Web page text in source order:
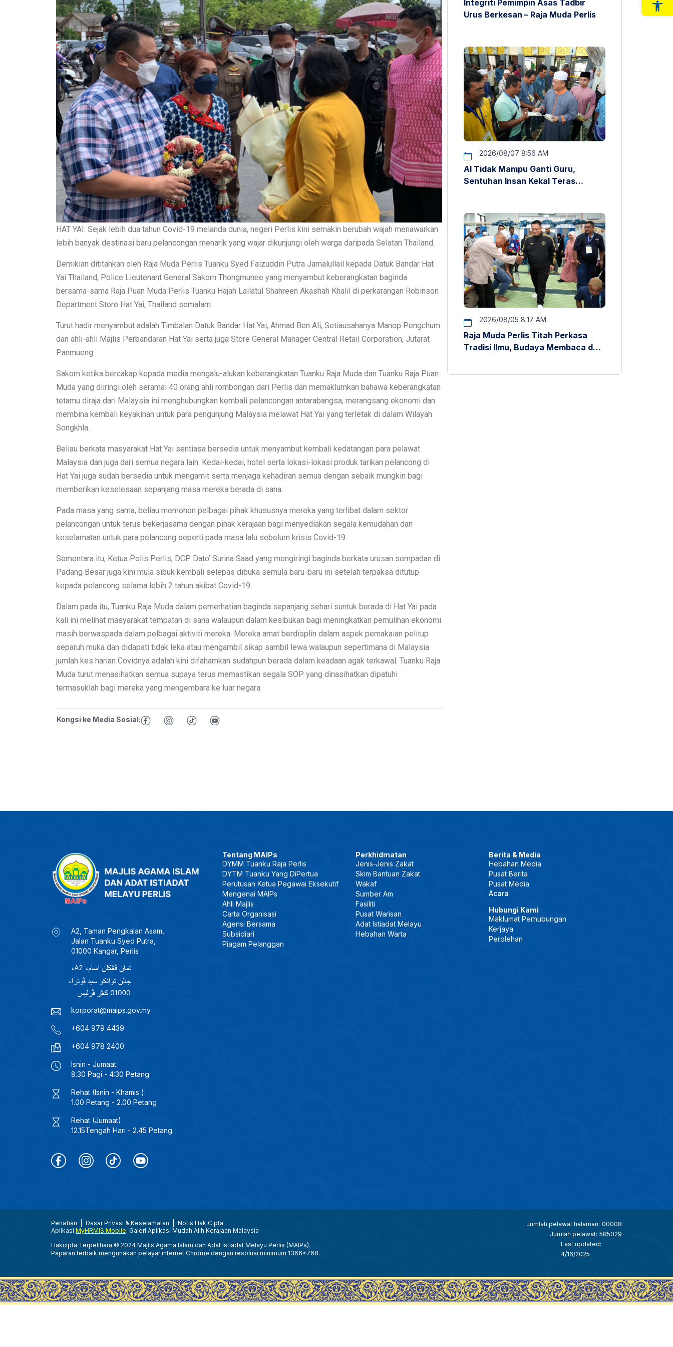
HAT YAI: Sejak lebih dua tahun Covid-19 melanda dunia, negeri Perlis kini semakin berubah wajah menawarkan
lebih banyak destinasi baru pelancongan menarik yang wajar dikunjungi oleh warga daripada Selatan Thailand.
Demikian dititahkan oleh Raja Muda Perlis Tuanku Syed Faizuddin Putra Jamalullail kepada Datuk Bandar Hat
Yai Thailand, Police Lieutenant General Sakorn Thongmunee yang menyambut keberangkatan baginda
bersama-sama Raja Puan Muda Perlis Tuanku Hajah Lailatul Shahreen Akashah Khalil di perkarangan Robinson
Department Store Hat Yai, Thailand semalam.
Turut hadir menyambut adalah Timbalan Datuk Bandar Hat Yai, Ahmad Ben Ali, Setiausahanya Manop Pengchum
dan ahli-ahli Majlis Perbandaran Hat Yai serta juga Store General Manager Central Retail Corporation, Jutarat
Panmueng.
Sakorn ketika bercakap kepada media mengalu-alukan keberangkatan Tuanku Raja Muda dan Tuanku Raja Puan
Muda yang diiringi oleh seramai 40 orang ahli rombongan dari Perlis dan memaklumkan bahawa keberangkatan
tetamu diraja dari Malaysia ini menghubungkan kembali pelancongan antarabangsa, merangsang ekonomi dan
membina kembali keyakinan untuk para pengunjung Malaysia melawat Hat Yai yang terletak di dalam Wilayah
Songkhla.
Beliau berkata masyarakat Hat Yai sentiasa bersedia untuk menyambut kembali kedatangan para pelawat
Malaysia dan juga dari semua negara lain. Kedai-kedai, hotel serta lokasi-lokasi produk tarikan pelancong di
Hat Yai juga sudah bersedia untuk mengamit serta menjaga kehadiran semua dengan sebaik mungkin bagi
memberikan keselesaan sepanjang masa mereka berada di sana.
Pada masa yang sama, beliau memohon pelbagai pihak khususnya mereka yang terlibat dalam sektor
pelancongan untuk terus bekerjasama dengan pihak kerajaan bagi menyediakan segala kemudahan dan
keselamatan untuk para pelancong seperti pada masa lalu sebelum krisis Covid-19.
Sementara itu, Ketua Polis Perlis, DCP Dato’ Surina Saad yang mengiringi baginda berkata urusan sempadan di
Padang Besar juga kini mula sibuk kembali selepas dibuka semula baru-baru ini setelah terpaksa ditutup
kepada pelancong selama lebih 2 tahun akibat Covid-19.
Dalam pada itu, Tuanku Raja Muda dalam pemerhatian baginda sepanjang sehari suntuk berada di Hat Yai pada
kali ini melihat masyarakat tempatan di sana walaupun dalam kesibukan bagi meningkatkan pemulihan ekonomi
masih berwaspada dalam pelbagai aktiviti mereka. Mereka amat berdisplin dalam aspek pemakaian pelitup
separuh muka dan didapati tidak leka atau mengambil sikap sambil lewa walaupun sepertimana di Malaysia
jumlah kes harian Covidnya adalah kini difahamkan sudahpun berada dalam keadaan agak terkawal. Tuanku Raja
Muda turut menasihatkan semua supaya terus memastikan segala SOP yang dinasihatkan dipatuhi
termasuklah bagi mereka yang mengembara ke luar negara.
Kongsi ke Media Sosial:
Integriti Pemimpin Asas Tadbir
Urus Berkesan – Raja Muda Perlis
2026/08/07 8:56 AM
AI Tidak Mampu Ganti Guru,
Sentuhan Insan Kekal Teras
2026/08/05 8:17 AM
Raja Muda Perlis Titah Perkasa
Tradisi Ilmu, Budaya Membaca dan
A2, Taman Pengkalan Asam,
Jalan Tuanku Syed Putra,
01000 Kangar, Perlis
korporat@maips.gov.my
+604 979 4439
+604 978 2400
Isnin - Jumaat:
8.30 Pagi - 4:30 Petang
Rehat (Isnin - Khamis ):
1.00 Petang - 2.00 Petang
Rehat (Jumaat):
12.15Tengah Hari - 2.45 Petang
Tentang MAIPs
DYMM Tuanku Raja Perlis
DYTM Tuanku Yang DiPertua
Perutusan Ketua Pegawai Eksekutif
Mengenai MAIPs
Ahli Majlis
Carta Organisasi
Agensi Bersama
Subsidiari
Piagam Pelanggan
Perkhidmatan
Jenis-Jenis Zakat
Skim Bantuan Zakat
Wakaf
Sumber Am
Fasiliti
Pusat Warisan
Adat Istiadat Melayu
Hebahan Warta
Berita & Media
Hebahan Media
Pusat Berita
Pusat Media
Acara
Hubungi Kami
Maklumat Perhubungan
Kerjaya
Perolehan
Penafian Dasar Privasi & Keselamatan
Notis Hak Cipta
Aplikasi MyHRMIS Mobile: Galeri Aplikasi Mudah Alih Kerajaan Malaysia
Hakcipta Terpelihara © 2024 Majlis Agama Islam dan Adat Istiadat Melayu Perlis (MAIPs).
Paparan terbaik mengunakan pelayar internet Chrome dengan resolusi minimum 1366x768.
Jumlah pelawat halaman: 00008
Jumlah pelawat: 585029
Last updated:
4/16/2025